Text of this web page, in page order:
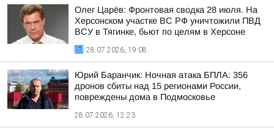
Олег Царёв: Фронтовая сводка 28 июля. На
Херсонском участке ВС РФ уничтожили ПВД
ВСУ в Тягинке, бьют по целям в Херсоне
28.07.2026, 19:08
Юрий Баранчик: Ночная атака БПЛА: 356
дронов сбиты над 15 регионами России,
повреждены дома в Подмосковье
28.07.2026, 12:23